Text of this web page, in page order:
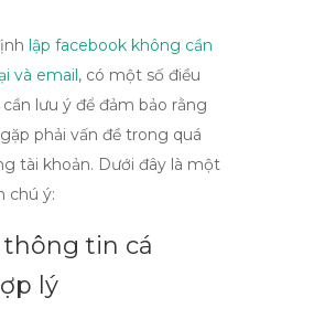
lập facebook không cần
và email, có một số điều
lưu ý để đảm bảo rằng
phải vấn đề trong quá
tài khoản. Dưới đây là một
chú ý:
thông tin cá
lý